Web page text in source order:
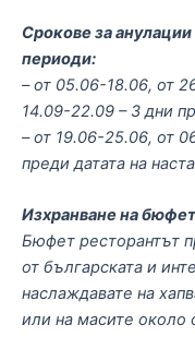
Срокове за
периоди:
– от 05.06-18.06, от
14.09-22.09 – 3 дни
– от 19.06-25.06, от
преди датата на
Изхранване на бюфет
Бюфет ресторантът
от българската и
наслаждавате на
или на масите около